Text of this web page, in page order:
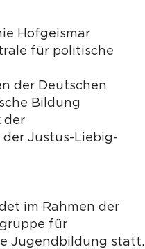
Hofgeismar
für politische
der Deutschen
Bildung
der
Justus-Liebig-
im Rahmen der
für
Jugendbildung statt.